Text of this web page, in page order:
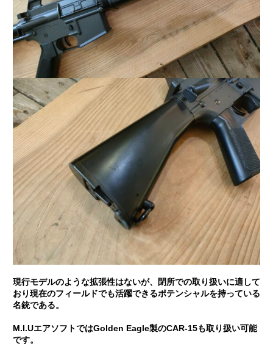
現行モデルのような拡張性はないが、閉所での取り扱いに適して
おり現在のフィールドでも活躍できるポテンシャルを持っている
名銃である。
M.I.UエアソフトではGolden Eagle製のCAR-15も取り扱い可能
です。